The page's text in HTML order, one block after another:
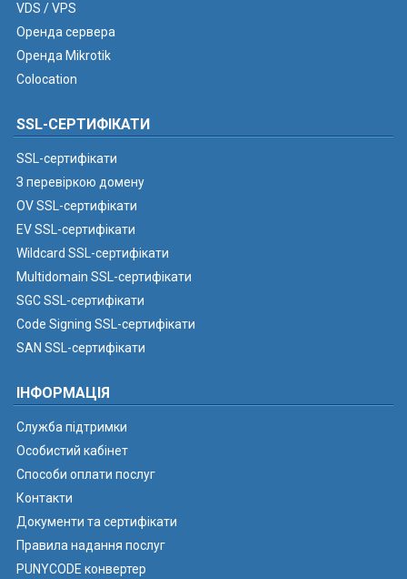
VDS / VPS
Оренда сервера
Оренда Mikrotik
Colocation
SSL-СЕРТИФІКАТИ
SSL-сертифікати
З перевіркою домену
OV SSL-сертифікати
EV SSL-сертифікати
Wildcard SSL-сертифікати
Multidomain SSL-сертифікати
SGC SSL-сертифікати
Code Signing SSL-сертифікати
SAN SSL-сертифікати
ІНФОРМАЦІЯ
Служба підтримки
Особистий кабінет
Способи оплати послуг
Контакти
Документи та сертифікати
Правила надання послуг
PUNYCODE конвертер